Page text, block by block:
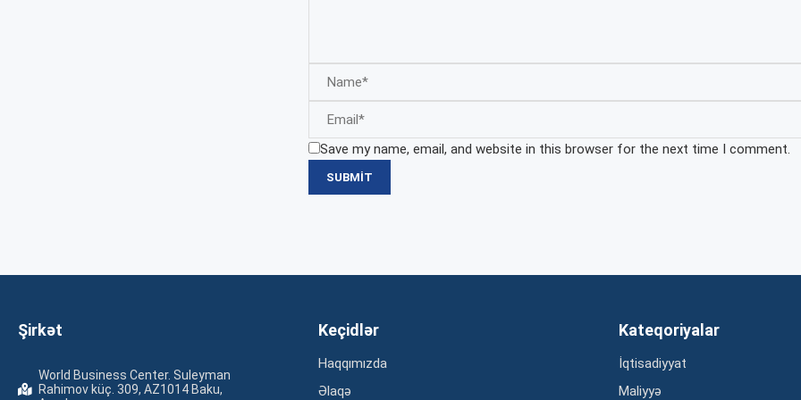
Save my name, email, and website in this browser for the next time I comment.
Şirkət
World Business Center. Suleyman
Rahimov küç. 309, AZ1014 Baku,
Keçidlər
Haqqımızda
Əlaqə
Kateqoriyalar
İqtisadiyyat
Maliyyə